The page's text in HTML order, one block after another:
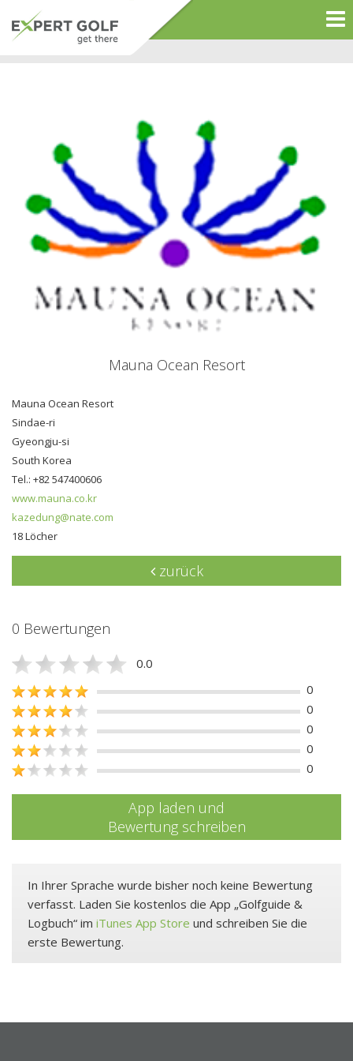
Mauna Ocean Resort
Mauna Ocean Resort
Sindae-ri
Gyeongju-si
South Korea
Tel.: +82 547400606
www.mauna.co.kr
kazedung@nate.com
18 Löcher
zurück
0 Bewertungen
0.0
0
0
0
0
0
App laden und
Bewertung schreiben
In Ihrer Sprache wurde bisher noch keine Bewertung
verfasst. Laden Sie kostenlos die App „Golfguide &
Logbuch“ im iTunes App Store und schreiben Sie die
erste Bewertung.